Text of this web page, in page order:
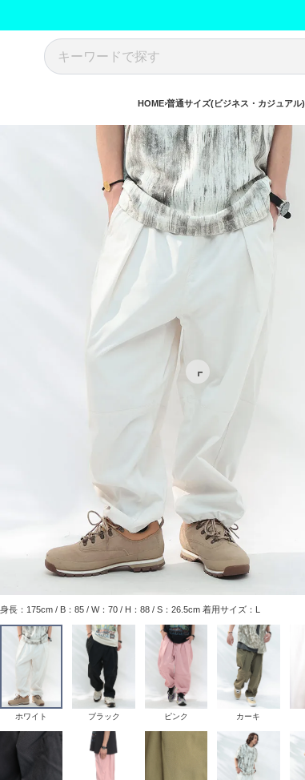
HOME 普通サイズ(ビジネス・カジュアル)
身長：175cm / B：85 / W：70 / H：88 / S：26.5cm 着用サイズ：L
ホワイト ブラック ピンク カーキ